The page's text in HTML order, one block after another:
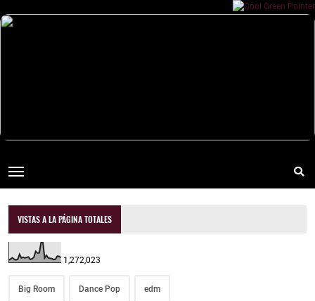
VISTAS A LA PÁGINA TOTALES
1,272,023
Big Room Dance Pop edm